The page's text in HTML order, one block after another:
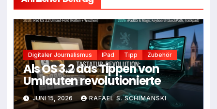
Digitaler Journalismus IPad Tipp Zubehör
Als OS 3.2 das Tippen von
Umlauten revolutionierte
JUNI 15, 2026 RAFAEL S. SCHIMANSKI